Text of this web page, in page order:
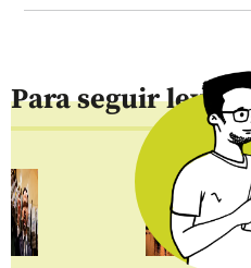
Para seguir